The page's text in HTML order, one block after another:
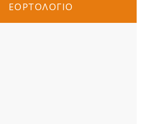
ΕΟΡΤΟΛΟΓΙΟ